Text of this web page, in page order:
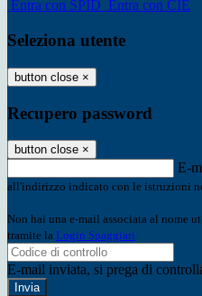
Entra con SPID Entra con CIE
Seleziona utente
button close ×
Recupero password
button close ×
E-
all'indirizzo indicato con le istruzioni
Non hai una e-mail associata al nome
tramite la Login Spaggiari
E-mail inviata, si prega di